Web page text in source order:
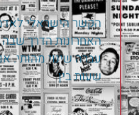
הקשר הישראלי
האחרונות הדרך שבה
עברה שינוי מהותי.
שעות בין